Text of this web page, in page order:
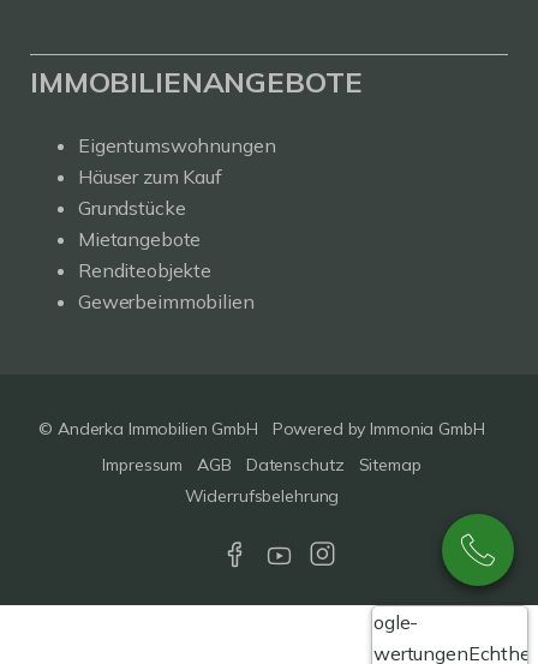
IMMOBILIENANGEBOTE
Eigentumswohnungen
Häuser zum Kauf
Grundstücke
Mietangebote
Renditeobjekte
Gewerbeimmobilien
© Anderka Immobilien GmbH Powered by Immonia GmbH
Impressum
AGB Datenschutz
Sitemap
Widerrufsbelehrung
Google-
Bewertungen